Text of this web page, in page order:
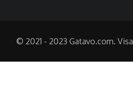
© 2021 - 2023 Gatavo.com.